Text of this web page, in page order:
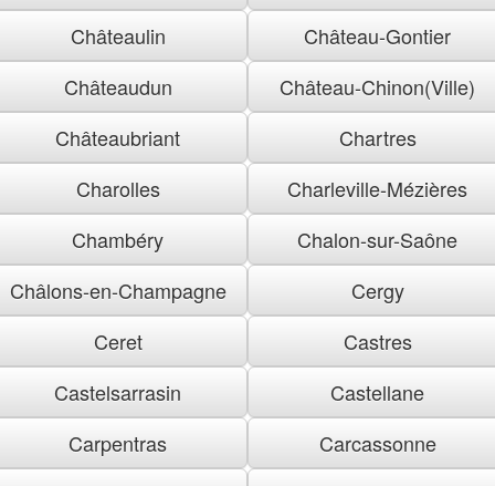
Châteaulin
Château-Gontier
Châteaudun
Château-Chinon(Ville)
Châteaubriant
Chartres
Charolles
Charleville-Mézières
Chambéry
Chalon-sur-Saône
Châlons-en-Champagne
Cergy
Ceret
Castres
Castelsarrasin
Castellane
Carpentras
Carcassonne